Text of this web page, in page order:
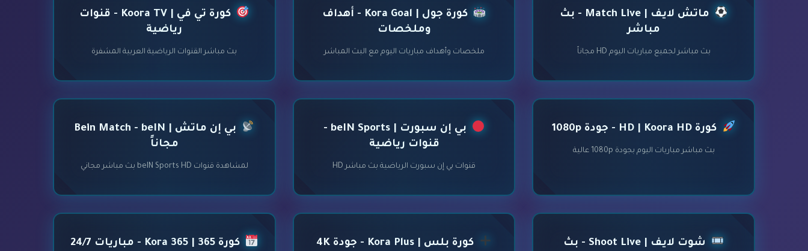
ماتش لايف | Match Live - بث
مباشر
بث مباشر لجميع مباريات اليوم HD مجاناً
كورة جول | Kora Goal - أهداف
وملخصات
ملخصات وأهداف مباريات اليوم مع البث المباشر
كورة تي في | Koora TV - قنوات
رياضية
بث مباشر القنوات الرياضية العربية المشفرة
كورة HD | Koora HD - جودة 1080p
بث مباشر مباريات اليوم بجودة 1080p عالية
بي إن سبورت | beIN Sports -
قنوات رياضية
قنوات بي إن سبورت الرياضية بث مباشر HD
بي إن ماتش | Bein Match - beIN
مجاناً
لمشاهدة قنوات beIN Sports HD بث مباشر مجاني
شوت لايف | Shoot Live - بث
كورة بلس | Kora Plus - جودة 4K كورة 365 | Kora 365 - مباريات 24/7